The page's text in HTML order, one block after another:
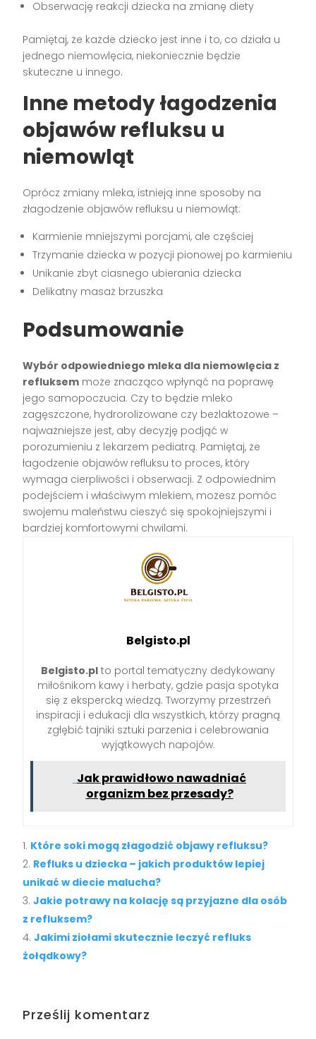
Obserwację reakcji dziecka na zmianę diety
Pamiętaj, że każde dziecko jest inne i to, co działa u
jednego niemowlęcia, niekoniecznie będzie
skuteczne u innego.
Inne metody łagodzenia
objawów refluksu u
niemowląt
Oprócz zmiany mleka, istnieją inne sposoby na
złagodzenie objawów refluksu u niemowląt:
Karmienie mniejszymi porcjami, ale częściej
Trzymanie dziecka w pozycji pionowej po karmieniu
Unikanie zbyt ciasnego ubierania dziecka
Delikatny masaż brzuszka
Podsumowanie
Wybór odpowiedniego mleka dla niemowlęcia z
refluksem może znacząco wpłynąć na poprawę
jego samopoczucia. Czy to będzie mleko
zagęszczone, hydrorolizowane czy bezlaktozowe –
najważniejsze jest, aby decyzję podjąć w
porozumieniu z lekarzem pediatrą. Pamiętaj, że
łagodzenie objawów refluksu to proces, który
wymaga cierpliwości i obserwacji. Z odpowiednim
podejściem i właściwym mlekiem, możesz pomóc
swojemu maleństwu cieszyć się spokojniejszymi i
bardziej komfortowymi chwilami.
Belgisto.pl
Belgisto.pl to portal tematyczny dedykowany
miłośnikom kawy i herbaty, gdzie pasja spotyka
się z ekspercką wiedzą. Tworzymy przestrzeń
inspiracji i edukacji dla wszystkich, którzy pragną
zgłębić tajniki sztuki parzenia i celebrowania
wyjątkowych napojów.
Jak prawidłowo nawadniać
organizm bez przesady?
Które soki mogą złagodzić objawy refluksu?
Refluks u dziecka – jakich produktów lepiej
unikać w diecie malucha?
Jakie potrawy na kolację są przyjazne dla osób
z refluksem?
Jakimi ziołami skutecznie leczyć refluks
żołądkowy?
Prześlij komentarz